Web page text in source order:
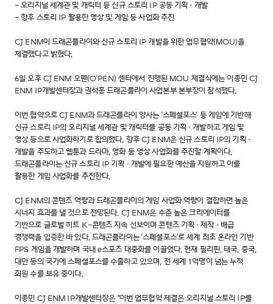
- 오리지널 세계관 및 캐릭터 등 신규 스토리 IP 공동 기획·개발
- 향후 스토리 IP 활용한 영상 및 게임 등 사업화 추진
CJ ENM이 드래곤플라이와 신규 스토리 IP 개발을 위한 업무협약(MOU)을
체결했다고 밝혔다.
6일 오후 CJ ENM 오펜(O'PEN) 센터에서 진행된 MOU 체결식에는 이종민 CJ
ENM IP개발센터장과 권석홍 드래곤플라이 사업본부 본부장이 참석했다.
이번 협약으로 CJ ENM과 드래곤플라이 양사는 '스페셜포스' 등 게임에 기반해
신규 스토리 IP의 오리지널 세계관 및 캐릭터를 공동 기획·개발하고 게임 및
영상 등으로 사업화하기로 합의했다. 향후 CJ ENM은 신규 스토리 IP의 기획·
개발을 주도하고 웹툰과 드라마, 영화 등 영상 사업화를 추진할 계획이다.
드래곤플라이는 신규 스토리 IP 기획·개발에 필요한 예산을 지원하고 이를
활용한 게임 사업화를 추진한다.
CJ ENM의 콘텐츠 역량과 드래곤플라이의 게임 사업화 역량이 결합하면 높은
시너지 효과를 낼 것으로 전망된다. CJ ENM은 수준 높은 크리에이터를
기반으로 글로벌 히트 K-콘텐츠 지속 선보이며 콘텐츠 기획·제작·배급
경쟁력을 입증한 바 있다. 드래곤플라이는 '스페셜포스'로 세계 최초 온라인 기반
FPS 게임을 개발하며 국내 e스포츠 대중화를 이끌었다. 현재 필리핀, 태국, 중국,
대만 등의 국가에 스페셜포스를 수출하고 있으며, 전 세계 1억명이 넘는 누적
회원 수를 보유 중이다.
이종민 CJ ENM IP개발센터장은 "이번 업무협약 체결은 오리지널 스토리 IP를